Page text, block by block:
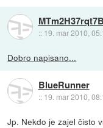
MTm2H37rqt7B
:: 19. mar 2010,
Dobro napisano...
BlueRunner
:: 19. mar 2010,
Jp. Nekdo je zajel čisto